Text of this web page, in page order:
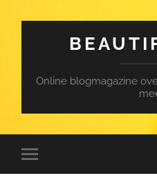
Online blogmagazine
Toggle
mobile